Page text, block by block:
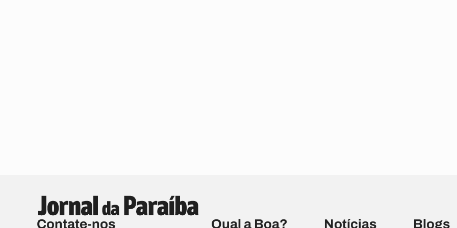
Contate-nos Qual a Boa? Notícias Blogs